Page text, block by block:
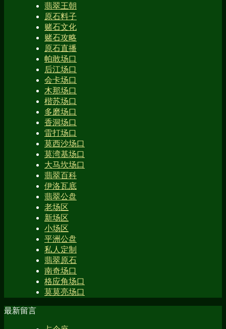
翡翠王朝
原石料子
赌石文化
赌石攻略
原石直播
帕敢场口
后江场口
会卡场口
木那场口
楷苏场口
多磨场口
香洞场口
雷打场口
莫西沙场口
莫湾基场口
大马坎场口
翡翠百科
伊洛瓦底
翡翠公盘
老场区
新场区
小场区
平洲公盘
私人定制
翡翠原石
南奇场口
格应角场口
莫莫亮场口
最新留言